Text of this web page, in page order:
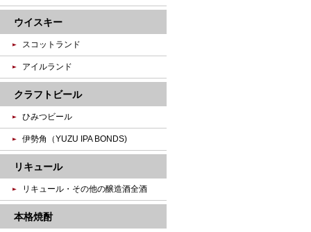
ウイスキー
スコットランド
アイルランド
クラフトビール
ひみつビール
伊勢角（YUZU IPA BONDS)
リキュール
リキュール・その他の醸造酒全酒
本格焼酎